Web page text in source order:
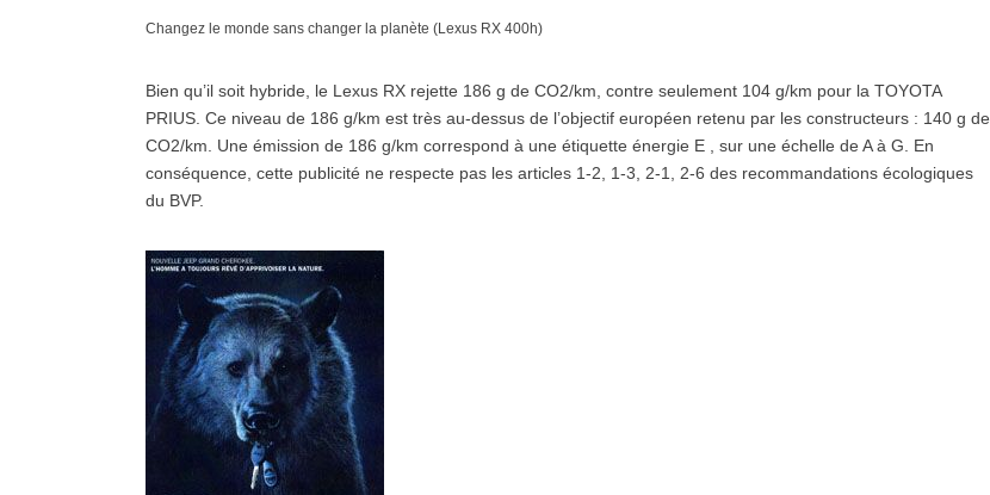
Changez le monde sans changer la planète (Lexus RX 400h)
Bien qu’il soit hybride, le Lexus RX rejette 186 g de CO2/km, contre seulement 104 g/km pour la TOYOTA
PRIUS. Ce niveau de 186 g/km est très au-dessus de l’objectif européen retenu par les constructeurs : 140 g de
CO2/km. Une émission de 186 g/km correspond à une étiquette énergie E , sur une échelle de A à G. En
conséquence, cette publicité ne respecte pas les articles 1-2, 1-3, 2-1, 2-6 des recommandations écologiques
du BVP.